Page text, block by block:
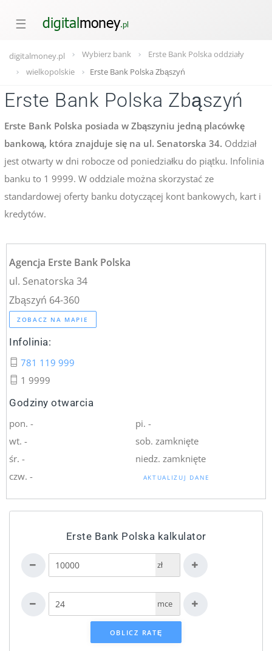
☰
digitalmoney.pl Wybierz bank
Erste Bank Polska oddziały
wielkopolskie
Erste Bank Polska Zbąszyń
Erste Bank Polska Zbąszyń
Erste Bank Polska posiada w Zbąszyniu jedną placówkę
bankową, która znajduje się na ul. Senatorska 34. Oddział
jest otwarty w dni robocze od poniedziałku do piątku. Infolinia
banku to 1 9999. W oddziale można skorzystać ze
standardowej oferty banku dotyczącej kont bankowych, kart i
kredytów.
Agencja Erste Bank Polska
ul. Senatorska 34
Zbąszyń 64-360
ZOBACZ NA MAPIE
Infolinia:
781 119 999
1 9999
Godziny otwarcia
pon. -
wt. -
śr. -
czw. -
pi. -
sob. zamknięte
niedz. zamknięte
AKTUALIZUJ DANE
Erste Bank Polska kalkulator
zł
mce